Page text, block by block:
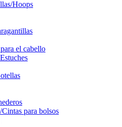
Hoops
el cabello
para bolsos